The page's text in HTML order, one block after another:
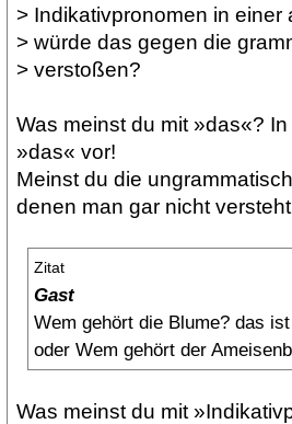
> Indikativpronomen in einer
> würde das gegen die
> verstoßen?
Was meinst du mit »das«?
»das« vor!
Meinst du die
denen man gar nicht
Zitat
Gast
Wem gehört die Blume? das
oder Wem gehört der
Was meinst du mit